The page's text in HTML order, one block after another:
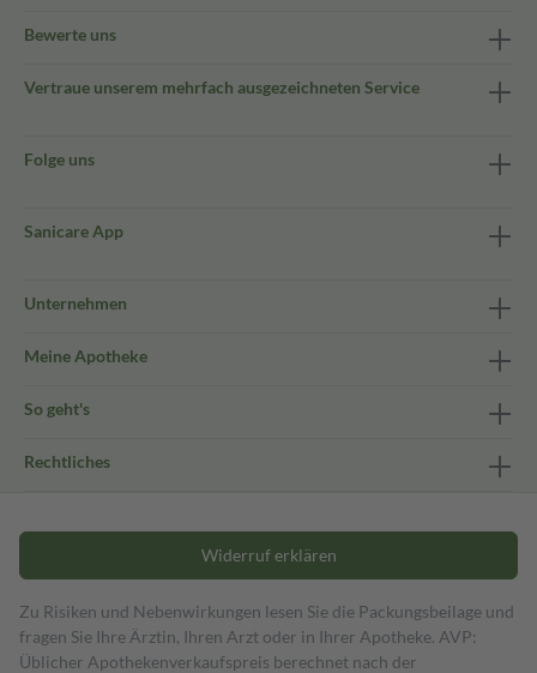
Bewerte uns
Vertraue unserem mehrfach ausgezeichneten Service
Folge uns
Sanicare App
Unternehmen
Meine Apotheke
So geht's
Rechtliches
Widerruf erklären
Zu Risiken und Nebenwirkungen lesen Sie die Packungsbeilage und
fragen Sie Ihre Ärztin, Ihren Arzt oder in Ihrer Apotheke. AVP:
Üblicher Apothekenverkaufspreis berechnet nach der